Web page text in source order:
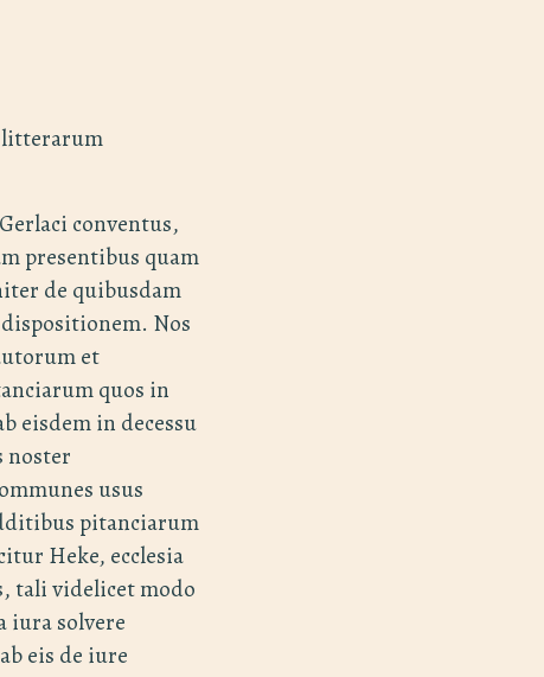
litterarum
conventus,
presentibus quam
de quibusdam
Nos
et
quos in
eisdem in decessu
noster
usus
pitanciarum
Heke, ecclesia
tali videlicet modo
iura solvere
eis de iure